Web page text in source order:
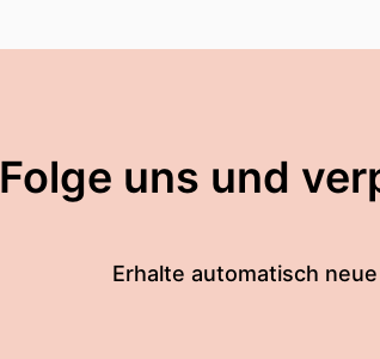
Folge uns und
Erhalte automatisch